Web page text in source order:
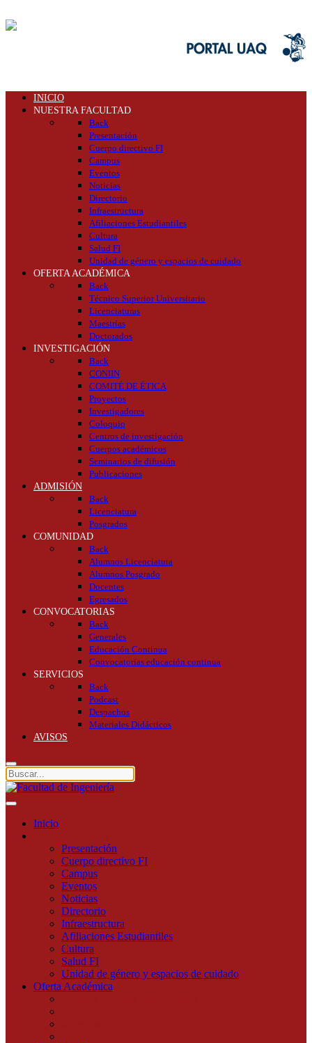
INICIO
NUESTRA FACULTAD
Back
Presentación
Cuerpo directivo FI
Campus
Eventos
Noticias
Directorio
Infraestructura
Afiliaciones Estudiantiles
Cultura
Salud FI
Unidad de género y espacios de cuidado
OFERTA ACADÉMICA
Back
Técnico Superior Universitario
Licenciaturas
Maestrías
Doctorados
INVESTIGACIÓN
Back
CONIIN
COMITÉ DE ÉTICA
Proyectos
Investigadores
Coloquio
Centros de investigación
Cuerpos académicos
Seminarios de difusión
Publicaciones
ADMISIÓN
Back
Licenciatura
Posgrados
COMUNIDAD
Back
Alumnos Licenciatura
Alumnos Posgrado
Docentes
Egresados
CONVOCATORIAS
Back
Generales
Educación Continua
Convocatorias educación continua
SERVICIOS
Back
Podcast
Despachos
Materiales Didácticos
AVISOS
Inicio
Presentación
Cuerpo directivo FI
Campus
Eventos
Noticias
Directorio
Infraestructura
Afiliaciones Estudiantiles
Cultura
Salud FI
Unidad de género y espacios de cuidado
Oferta Académica